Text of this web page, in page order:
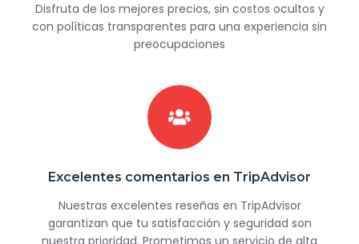
Disfruta de los mejores precios, sin costos ocultos y
con políticas transparentes para una experiencia sin
preocupaciones
Excelentes comentarios en TripAdvisor
Nuestras excelentes reseñas en TripAdvisor
garantizan que tu satisfacción y seguridad son